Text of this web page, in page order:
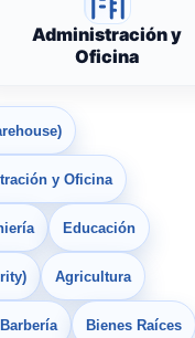
Administración y
Oficina
y Oficina
Educación
Agricultura
Bienes Raíces